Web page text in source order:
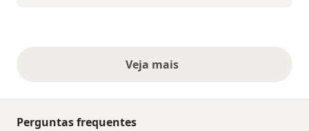
Veja maisopiniões acima
Perguntas frequentes